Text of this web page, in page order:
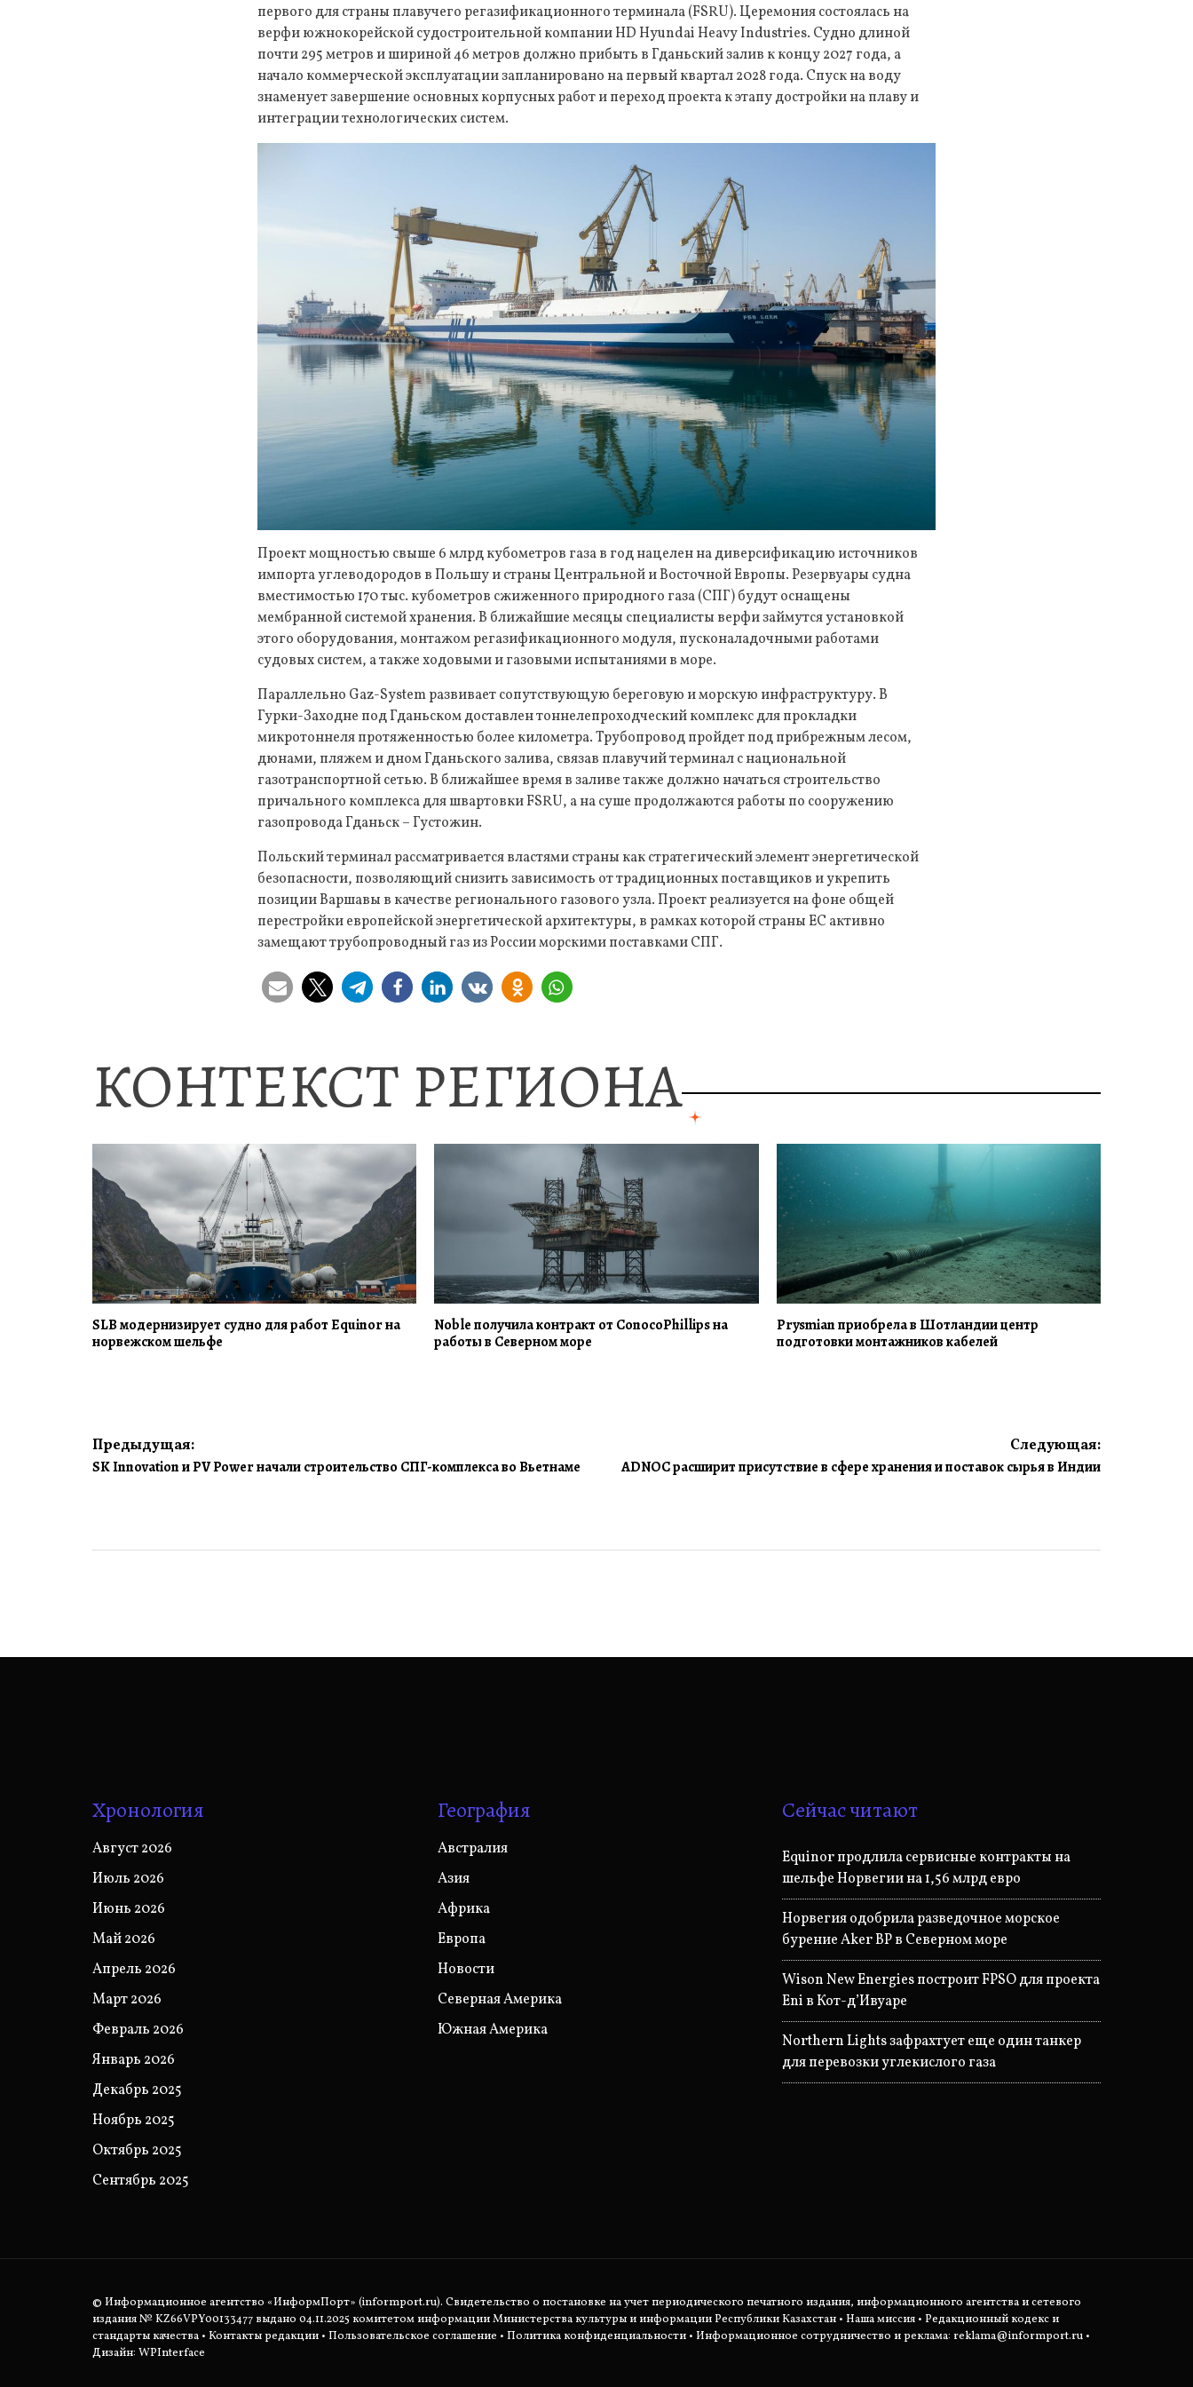
первого для страны плавучего регазификационного терминала (FSRU). Церемония состоялась на
верфи южнокорейской судостроительной компании HD Hyundai Heavy Industries. Судно длиной
почти 295 метров и шириной 46 метров должно прибыть в Гданьский залив к концу 2027 года, а
начало коммерческой эксплуатации запланировано на первый квартал 2028 года. Спуск на воду
знаменует завершение основных корпусных работ и переход проекта к этапу достройки на плаву и
интеграции технологических систем.
Проект мощностью свыше 6 млрд кубометров газа в год нацелен на диверсификацию источников
импорта углеводородов в Польшу и страны Центральной и Восточной Европы. Резервуары судна
вместимостью 170 тыс. кубометров сжиженного природного газа (СПГ) будут оснащены
мембранной системой хранения. В ближайшие месяцы специалисты верфи займутся установкой
этого оборудования, монтажом регазификационного модуля, пусконаладочными работами
судовых систем, а также ходовыми и газовыми испытаниями в море.
Параллельно Gaz-System развивает сопутствующую береговую и морскую инфраструктуру. В
Гурки-Заходне под Гданьском доставлен тоннелепроходческий комплекс для прокладки
микротоннеля протяженностью более километра. Трубопровод пройдет под прибрежным лесом,
дюнами, пляжем и дном Гданьского залива, связав плавучий терминал с национальной
газотранспортной сетью. В ближайшее время в заливе также должно начаться строительство
причального комплекса для швартовки FSRU, а на суше продолжаются работы по сооружению
газопровода Гданьск – Густожин.
Польский терминал рассматривается властями страны как стратегический элемент энергетической
безопасности, позволяющий снизить зависимость от традиционных поставщиков и укрепить
позиции Варшавы в качестве регионального газового узла. Проект реализуется на фоне общей
перестройки европейской энергетической архитектуры, в рамках которой страны ЕС активно
замещают трубопроводный газ из России морскими поставками СПГ.
КОНТЕКСТ РЕГИОНА
SLB модернизирует судно для работ Equinor на
норвежском шельфе
Noble получила контракт от ConocoPhillips на
работы в Северном море
Prysmian приобрела в Шотландии центр
подготовки монтажников кабелей
Навигация
Предыдущая:
SK Innovation и PV Power начали строительство СПГ-комплекса во Вьетнаме
Следующая:
ADNOC расширит присутствие в сфере хранения и поставок сырья в Индии
Хронология
Август 2026
Июль 2026
Июнь 2026
Май 2026
Апрель 2026
Март 2026
Февраль 2026
Январь 2026
Декабрь 2025
Ноябрь 2025
Октябрь 2025
Сентябрь 2025
География
Австралия
Азия
Африка
Европа
Новости
Северная Америка
Южная Америка
Сейчас читают
Equinor продлила сервисные контракты на
шельфе Норвегии на 1,56 млрд евро
Норвегия одобрила разведочное морское
бурение Aker BP в Северном море
Wison New Energies построит FPSO для проекта
Eni в Кот-д’Ивуаре
Northern Lights зафрахтует еще один танкер
для перевозки углекислого газа
© Информационное агентство «ИнформПорт» (informport.ru). Свидетельство о постановке на учет периодического печатного издания, информационного агентства и сетевого
издания № KZ66VPY00133477 выдано 04.11.2025 комитетом информации Министерства культуры и информации Республики Казахстан •Наша миссия •Редакционный кодекс и
стандарты качества •Контакты редакции •Пользовательское соглашение •Политика конфиденциальности • Информационное сотрудничество и реклама:reklama@informport.ru •
Дизайн: WPInterface